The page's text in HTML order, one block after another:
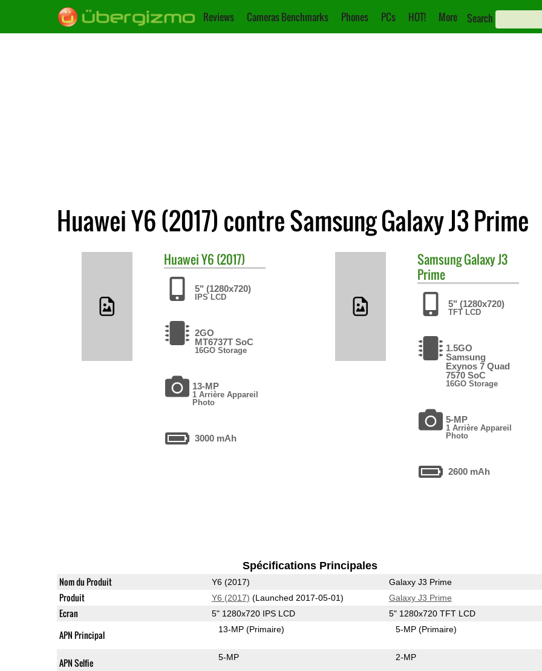
Reviews Cameras Benchmarks Phones PCs HOT! More Search
Huawei Y6 (2017) contre Samsung Galaxy J3 Prime
HuaweiY6 (2017)
5" (1280x720)
IPS LCD
2GO
MT6737T SoC
16GO Storage
13-MP
1 Arrière Appareil
Photo
3000 mAh
SamsungGalaxy J3
Prime
5" (1280x720)
TFT LCD
1.5GO
Samsung
Exynos 7 Quad
7570 SoC
16GO Storage
5-MP
1 Arrière Appareil
Photo
2600 mAh
Spécifications Principales
Nom du Produit Y6 (2017) Galaxy J3 Prime
Produit Y6 (2017) (Launched 2017-05-01) Galaxy J3 Prime
Ecran 5" 1280x720 IPS LCD 5" 1280x720 TFT LCD
APN Principal 13-MP(Primaire) 5-MP(Primaire)
APN Selfie 5-MP 2-MP